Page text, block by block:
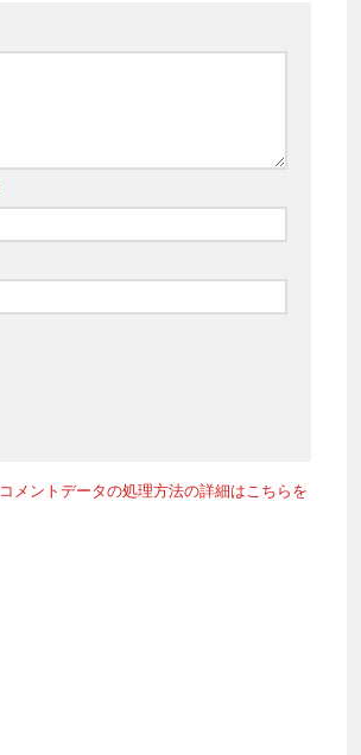
コメントデータの処理方法の詳細はこちらを